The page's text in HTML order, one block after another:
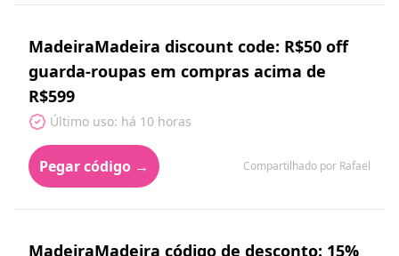
MadeiraMadeira discount code: R$50 off
guarda-roupas em compras acima de
R$599
Último uso: há 10 horas
Pegar código → Compartilhado por Rafael
MadeiraMadeira código de desconto: 15%